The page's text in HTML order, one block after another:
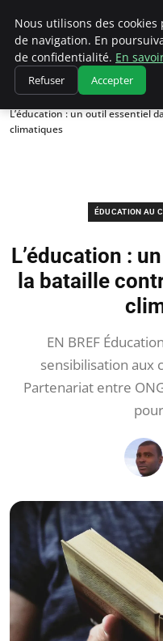
Climatedebtagents
Accueil
Éducation au
L’éducation : un outil essentiel
climatiques
ÉDUCATION AU
L’éducation :
la bataille
EN BREF
sensibilisation aux
Partenariat entre
Nous utilisons des
de navigation. En
de confidentialité. En
Refuser Accepter